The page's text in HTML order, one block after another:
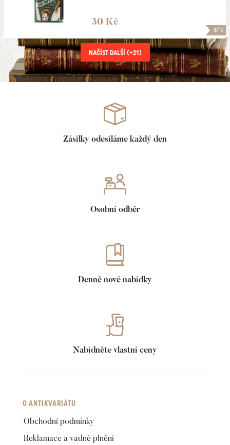
8/10
30 Kč
NAČÍST DALŠÍ (+21)
Zásilky odesíláme každý den
Osobní odběr
Denně nové nabídky
Nabídněte vlastní ceny
O ANTIKVARIÁTU
Obchodní podmínky
Reklamace a vadné plnění